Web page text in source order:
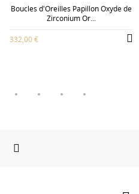
Boucles d'Oreilles Papillon Oxyde de
Zirconium Or...
332,00 €
Instagram